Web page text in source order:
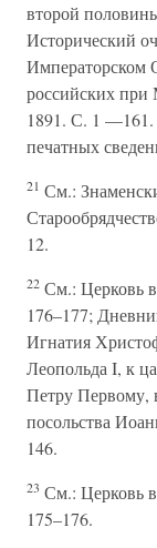
второй
Исторический
Императорском
российских при
1891. С. 1 —161.
печатных
21 См.:
12.
22 См.: Церковь
176–177;
Игнатия
Леопольда I, к
Петру Первому,
посольства
146.
23 См.: Церковь
175–176.